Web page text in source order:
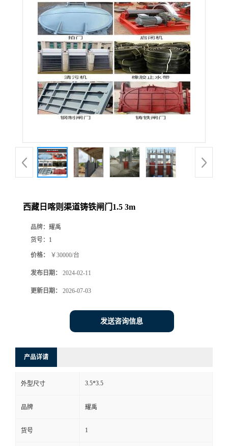
西藏日喀则渠道铸铁闸门1.5 3m
品牌： 耀禹
货号： 1
价格： ￥30000/台
发布日期： 2024-02-11
更新日期： 2026-07-03
发送咨询信息
产品详请
外型尺寸 3.5*3.5
品牌 耀禹
货号 1